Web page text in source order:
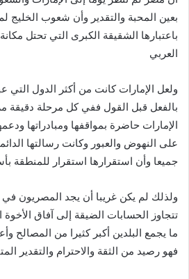
بعين المحبة والتقدير وأن شعوب الخليج
باعتبارها الشقيقة الكبرى التي تحتل
العربي
ولعل الإمارات كانت من أكثر الدول التي
بالفعل قبل القول ففي كل مرحلة دقيقة
الإمارات حاضرة بمواقفها ومبادراتها
على النهوض والعبور وكانت رسالتها
جميعا وأن استقرارها استقرار للمنطقة
ولذلك لم يكن غريبا أن يجد المصريون في
تتجاوز الحسابات الضيقة إلى آفاق الأخوة
ما يجمع البلدين أكبر كثيرا من المصالح
فهو رصيد من الثقة والاحترام والتقدير